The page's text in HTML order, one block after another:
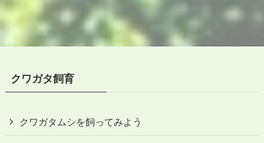
クワガタ飼育
クワガタムシを飼ってみよう